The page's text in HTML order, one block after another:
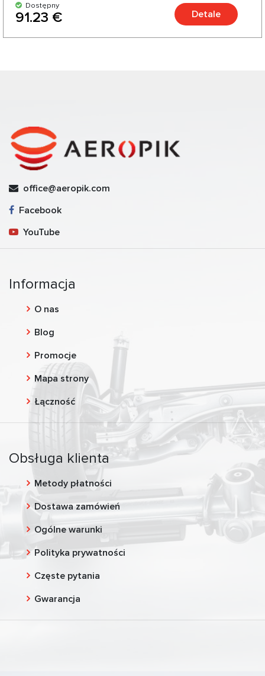
Dostępny
91.23 € Detale
office@aeropik.com
Facebook
YouTube
Informacja
O nas
Blog
Promocje
Mapa strony
Łączność
Obsługa klienta
Metody płatności
Dostawa zamówień
Ogólne warunki
Polityka prywatności
Częste pytania
Gwarancja